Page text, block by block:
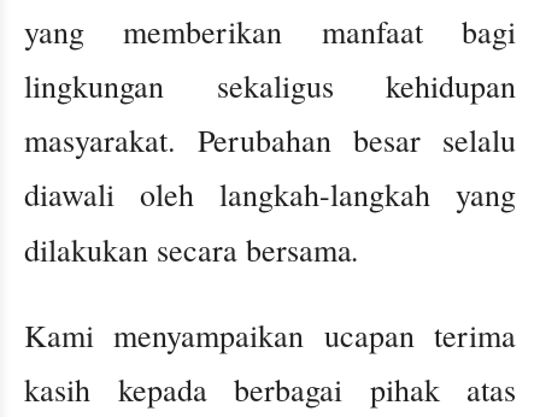
yang memberikan manfaat bagi
lingkungan sekaligus kehidupan
masyarakat. Perubahan besar selalu
diawali oleh langkah-langkah yang
dilakukan secara bersama.
Kami menyampaikan ucapan terima
kasih kepada berbagai pihak atas